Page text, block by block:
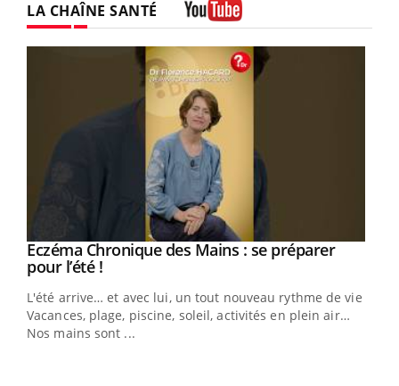
LA CHAÎNE SANTÉ
Youtube
Eczéma Chronique des Mains : se préparer
pour l’été !Youtube
L'été arrive… et avec lui, un tout nouveau rythme de vie !
Vacances, plage, piscine, soleil, activités en plein air…
Nos mains sont ...